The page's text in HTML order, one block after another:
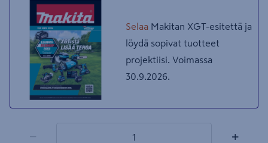
Selaa Makitan XGT-esitettä ja
löydä sopivat tuotteet
projektiisi. Voimassa
30.9.2026.
− +